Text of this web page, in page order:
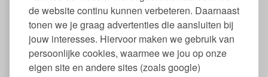
de website continu kunnen verbeteren. Daarnaast
tonen we je graag advertenties die aansluiten bij
jouw interesses. Hiervoor maken we gebruik van
persoonlijke cookies, waarmee we jou op onze
eigen site en andere sites (zoals google)
Natuurlijke ingrediënten
Vrij van parabenen, siliconen en minerale oliën
Wenkbrauwgel voor gevormde en gelijkmatige
wenkbrauwen
Met biologische zonnebloemolie en arganolie
Vegan